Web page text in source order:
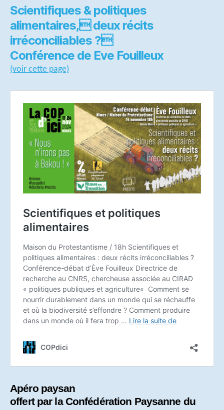
Scientifiques & politiques
alimentaires, deux récits
irréconciliables ?
Conférence de Eve Fouilleux
(voir cette page)
Apéro paysan
offert par la Confédération Paysanne du